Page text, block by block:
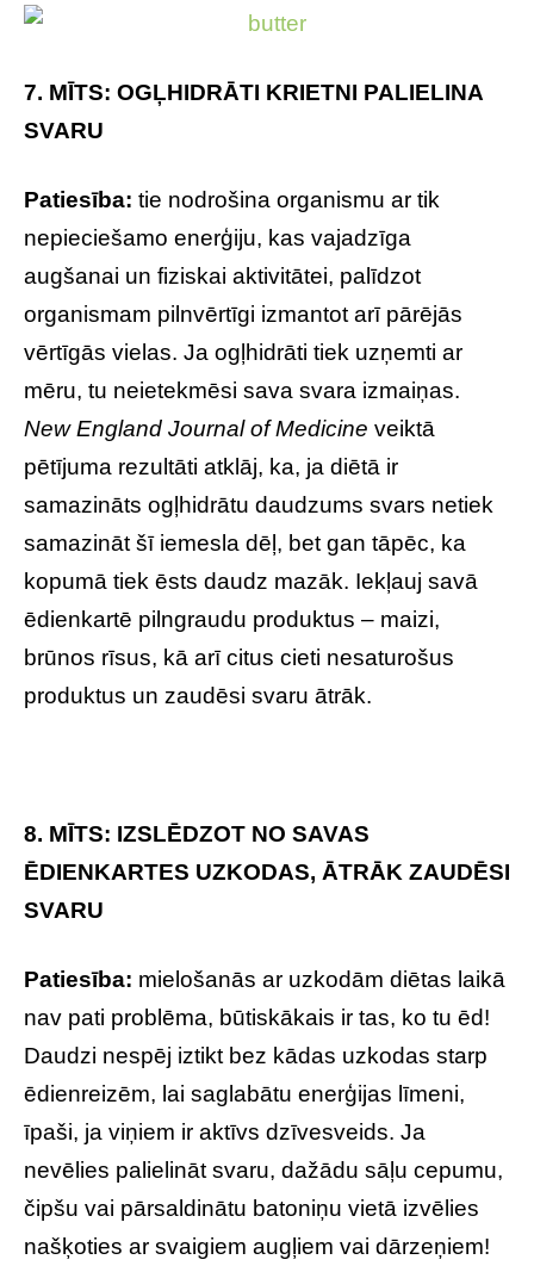
7. MĪTS: OGĻHIDRĀTI KRIETNI PALIELINA
SVARU
Patiesība: tie nodrošina organismu ar tik
nepieciešamo enerģiju, kas vajadzīga
augšanai un fiziskai aktivitātei, palīdzot
organismam pilnvērtīgi izmantot arī pārējās
vērtīgās vielas. Ja ogļhidrāti tiek uzņemti ar
mēru, tu neietekmēsi sava svara izmaiņas.
New England Journal of Medicine veiktā
pētījuma rezultāti atklāj, ka, ja diētā ir
samazināts ogļhidrātu daudzums svars netiek
samazināt šī iemesla dēļ, bet gan tāpēc, ka
kopumā tiek ēsts daudz mazāk. Iekļauj savā
ēdienkartē pilngraudu produktus – maizi,
brūnos rīsus, kā arī citus cieti nesaturošus
produktus un zaudēsi svaru ātrāk.
8. MĪTS: IZSLĒDZOT NO SAVAS
ĒDIENKARTES UZKODAS, ĀTRĀK ZAUDĒSI
SVARU
Patiesība: mielošanās ar uzkodām diētas laikā
nav pati problēma, būtiskākais ir tas, ko tu ēd!
Daudzi nespēj iztikt bez kādas uzkodas starp
ēdienreizēm, lai saglabātu enerģijas līmeni,
īpaši, ja viņiem ir aktīvs dzīvesveids. Ja
nevēlies palielināt svaru, dažādu sāļu cepumu,
čipšu vai pārsaldinātu batoniņu vietā izvēlies
našķoties ar svaigiem augļiem vai dārzeņiem!